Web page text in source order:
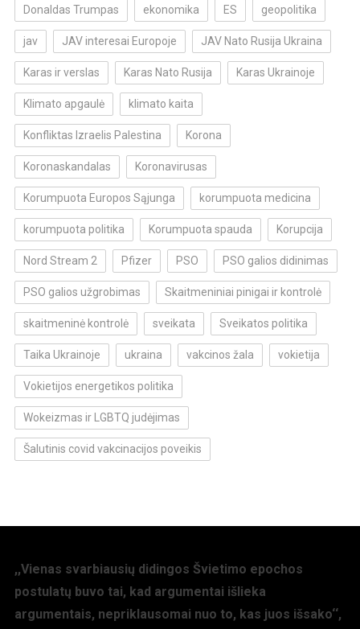
Donaldas Trumpas ekonomika ES geopolitika
jav JAV interesai Europoje JAV Nato Rusija Ukraina
Karas ir verslas Karas Nato Rusija Karas Ukrainoje
Klimato apgaulė klimato kaita
Konfliktas Izraelis Palestina Korona
Koronaskandalas Koronavirusas
Korumpuota Europos Sąjunga korumpuota medicina
korumpuota politika Korumpuota spauda Korupcija
Nord Stream 2 Pfizer PSO PSO galios didinimas
PSO galios užgrobimas Skaitmeniniai pinigai ir kontrolė
skaitmeninė kontrolė sveikata Sveikatos politika
Taika Ukrainoje ukraina vakcinos žala vokietija
Vokietijos energetikos politika
Wokeizmas ir LGBTQ judėjimas
Šalutinis covid vakcinacijos poveikis
,,Vienas svarbiausių didingos Švietimo epochos
postulatų buvo tai, kad argumentai išlieka
argumentais, nepriklausomai nuo to, kas juos išsako‘‘,